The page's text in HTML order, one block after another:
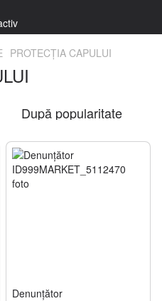
PROTECŢIA CAPULUI
După popularitate
Denunţător